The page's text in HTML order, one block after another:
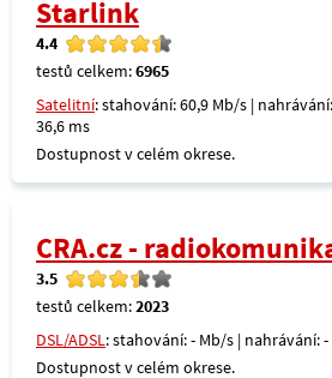
Starlink
4.4
testů celkem:6965
Satelitní: stahování: 60,9 Mb/s |
36,6 ms
Dostupnost v celém okrese.
CRA.cz -
3.5
testů celkem:2023
DSL/ADSL: stahování: - Mb/s | nahrávání:
Dostupnost v celém okrese.